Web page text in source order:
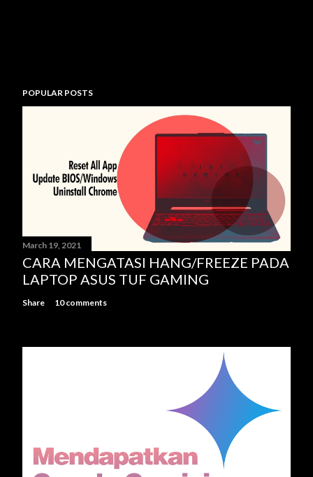
POPULAR POSTS
March 19, 2021
CARA MENGATASI HANG/FREEZE PADA
LAPTOP ASUS TUF GAMING
Share 10 comments